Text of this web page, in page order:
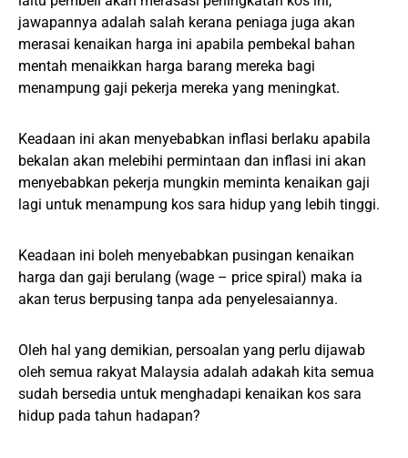
jawapannya adalah salah kerana peniaga juga akan
merasai kenaikan harga ini apabila pembekal bahan
mentah menaikkan harga barang mereka bagi
menampung gaji pekerja mereka yang meningkat.
Keadaan ini akan menyebabkan inflasi berlaku apabila
bekalan akan melebihi permintaan dan inflasi ini akan
menyebabkan pekerja mungkin meminta kenaikan gaji
lagi untuk menampung kos sara hidup yang lebih tinggi.
Keadaan ini boleh menyebabkan pusingan kenaikan
harga dan gaji berulang (wage – price spiral) maka ia
akan terus berpusing tanpa ada penyelesaiannya.
Oleh hal yang demikian, persoalan yang perlu dijawab
oleh semua rakyat Malaysia adalah adakah kita semua
sudah bersedia untuk menghadapi kenaikan kos sara
hidup pada tahun hadapan?